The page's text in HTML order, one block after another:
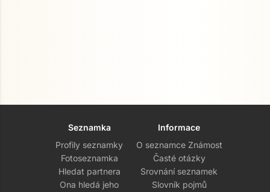
Seznamka
Profily seznamky
Fotoseznamka
Hledat partnera
Ona hledá jeho
Informace
O seznamce Známost
Časté otázky
Srovnání seznamek
Slovník pojmů